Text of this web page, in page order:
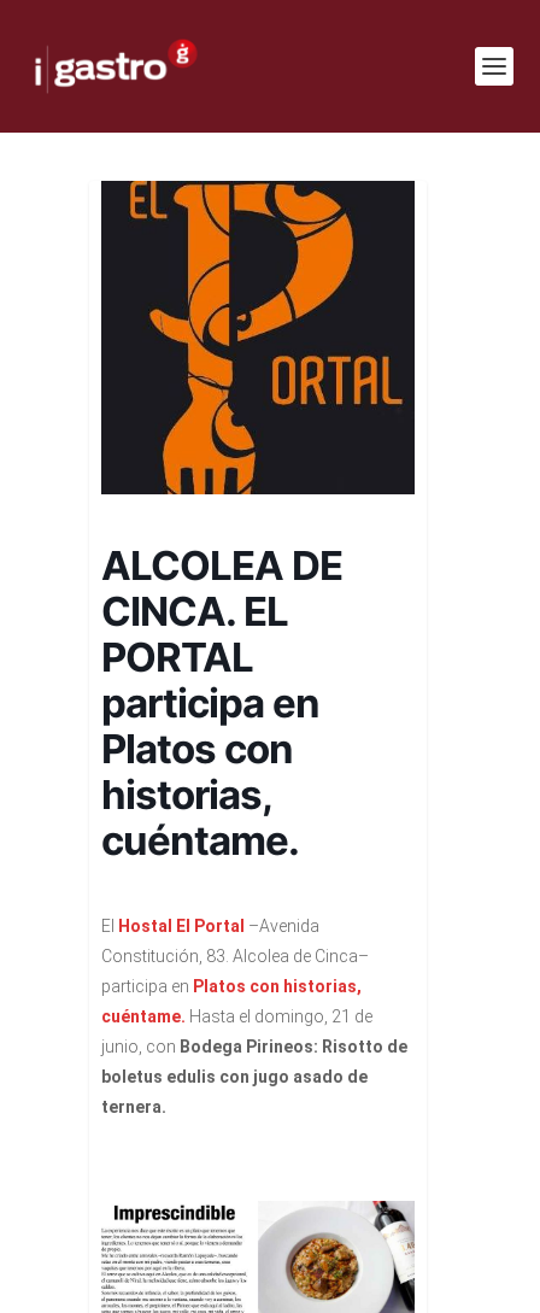
ALCOLEA DE
CINCA. EL
PORTAL
participa en
Platos con
historias,
cuéntame.
El Hostal El Portal –Avenida
Constitución, 83. Alcolea de Cinca–
participa en Platos con historias,
cuéntame. Hasta el domingo, 21 de
junio, con Bodega Pirineos: Risotto de
boletus edulis con jugo asado de
ternera.